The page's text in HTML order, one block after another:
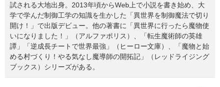
試される大地出身。2013年頃からWeb上で小説を書き始め、大
学で学んだ制御工学の知識を生かした「異世界を制御魔法で切り
開け！」で出版デビュー。他の著書に「異世界に行ったら魔物使
いになりました！」（アルファポリス）、「転生魔術師の英雄
譚」「逆成長チートで世界最強」（ヒーロー文庫）、「魔物と始
める村づくり！やる気なし魔導師の開拓記」（レッドライジング
ブックス）シリーズがある。